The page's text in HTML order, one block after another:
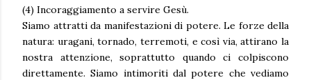
(4) Incoraggiamento a servire Gesù.
Siamo attratti da manifestazioni di potere. Le forze della
natura: uragani, tornado, terremoti, e così via, attirano la
nostra attenzione, soprattutto quando ci colpiscono
direttamente. Siamo intimoriti dal potere che vediamo